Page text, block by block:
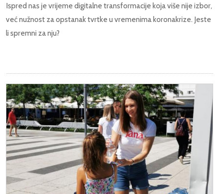
Ispred nas je vrijeme digitalne transformacije koja više nije izbor,
već nužnost za opstanak tvrtke u vremenima koronakrize. Jeste
li spremni za nju?